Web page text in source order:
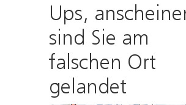
Ups,
sind Sie am
falschen Ort
gelandet